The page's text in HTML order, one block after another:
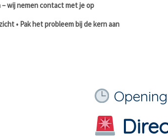
wij nemen contact met je op
• Pak het probleem bij de kern aan